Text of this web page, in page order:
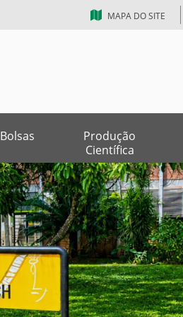
MAPA DO SITE
Bolsas
Produção
Científica